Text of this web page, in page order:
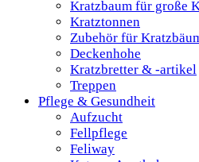
Kratzbaum für große
Kratztonnen
Zubehör für
Deckenhohe
Kratzbretter & -artikel
Treppen
Pflege & Gesundheit
Aufzucht
Fellpflege
Feliway